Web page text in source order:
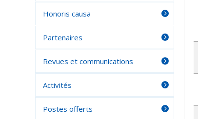
Honoris causa
Partenaires
Revues et communications
Activités
Postes offerts